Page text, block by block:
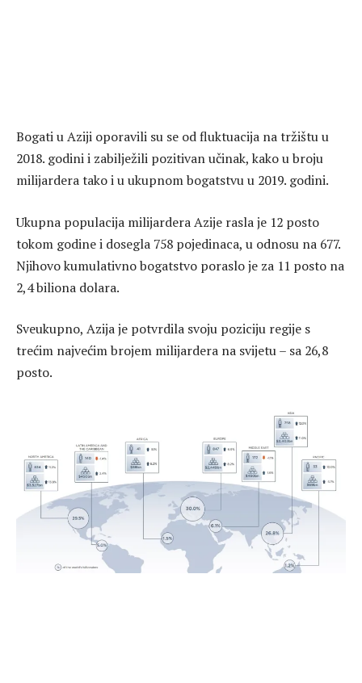
Bogati u Aziji oporavili su se od fluktuacija na tržištu u
2018. godini i zabilježili pozitivan učinak, kako u broju
milijardera tako i u ukupnom bogatstvu u 2019. godini.
Ukupna populacija milijardera Azije rasla je 12 posto
tokom godine i dosegla 758 pojedinaca, u odnosu na 677.
Njihovo kumulativno bogatstvo poraslo je za 11 posto na
2,4 biliona dolara.
Sveukupno, Azija je potvrdila svoju poziciju regije s
trećim najvećim brojem milijardera na svijetu – sa 26,8
posto.